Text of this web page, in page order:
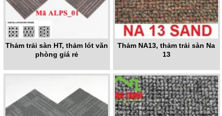
Thảm trải sàn HT, thảm lót văn
phòng giá rẻ
Thảm NA13, thảm trải sàn Na
13